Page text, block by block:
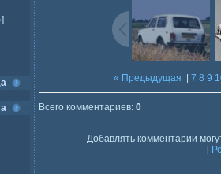
]
« Предыдущая 7 8 9
Всего комментариев: 0
Добавлять комментарии
[